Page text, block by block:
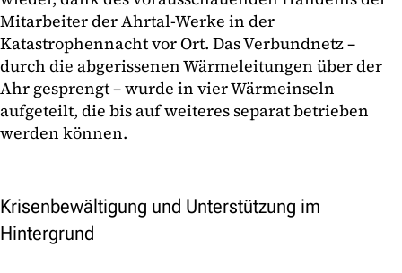
Mitarbeiter der Ahrtal-Werke in der
Katastrophennacht vor Ort. Das Verbundnetz –
durch die abgerissenen Wärmeleitungen über der
Ahr gesprengt – wurde in vier Wärmeinseln
aufgeteilt, die bis auf weiteres separat betrieben
werden können.
Krisenbewältigung und Unterstützung im
Hintergrund